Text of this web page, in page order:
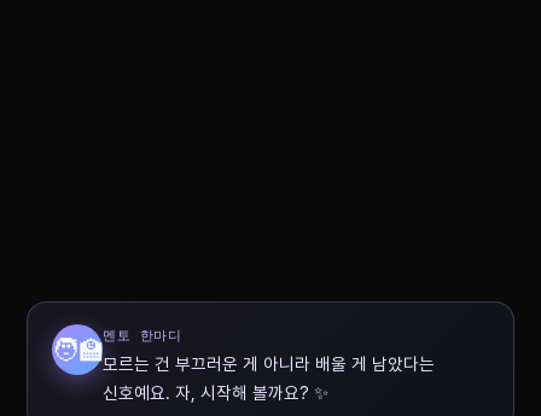
🧑‍🏫멘토 한마디
모르는 건 부끄러운 게 아니라 배울 게 남았다는
신호예요. 자, 시작해 볼까요? ✨